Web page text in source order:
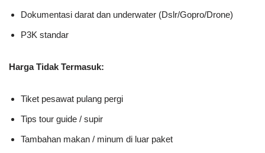
Dokumentasi darat dan underwater (Dslr/Gopro/Drone)
P3K standar
Harga Tidak Termasuk:
Tiket pesawat pulang pergi
Tips tour guide / supir
Tambahan makan / minum di luar paket